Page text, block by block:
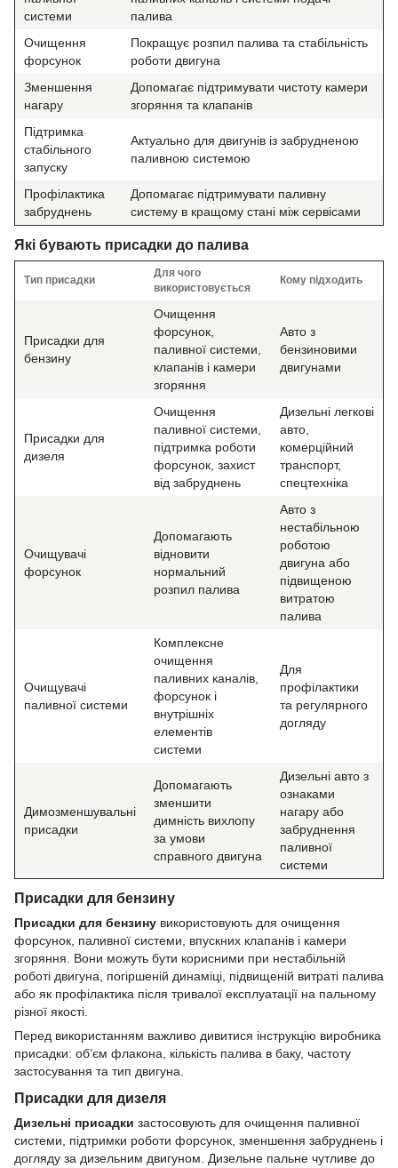
системи
палива
Очищення
форсунок
Покращує розпил палива та стабільність
роботи двигуна
Зменшення
нагару
Допомагає підтримувати чистоту камери
згоряння та клапанів
Підтримка
стабільного
запуску
Актуально для двигунів із забрудненою
паливною системою
Профілактика
забруднень
Допомагає підтримувати паливну
систему в кращому стані між сервісами
Які бувають присадки до палива
Тип присадки
Для чого
використовується
Кому підходить
Присадки для
бензину
Очищення
форсунок,
паливної системи,
клапанів і камери
згоряння
Авто з
бензиновими
двигунами
Присадки для
дизеля
Очищення
паливної системи,
підтримка роботи
форсунок, захист
від забруднень
Дизельні легкові
авто,
комерційний
транспорт,
спецтехніка
Очищувачі
форсунок
Допомагають
відновити
нормальний
розпил палива
Авто з
нестабільною
роботою
двигуна або
підвищеною
витратою
палива
Очищувачі
паливної системи
Комплексне
очищення
паливних каналів,
форсунок і
внутрішніх
елементів
системи
Для
профілактики
та регулярного
догляду
Димозменшувальні
присадки
Допомагають
зменшити
димність вихлопу
за умови
справного двигуна
Дизельні авто з
ознаками
нагару або
забруднення
паливної
системи
Присадки для бензину
Присадки для бензину використовують для очищення
форсунок, паливної системи, впускних клапанів і камери
згоряння. Вони можуть бути корисними при нестабільній
роботі двигуна, погіршеній динаміці, підвищеній витраті палива
або як профілактика після тривалої експлуатації на пальному
різної якості.
Перед використанням важливо дивитися інструкцію виробника
присадки: об’єм флакона, кількість палива в баку, частоту
застосування та тип двигуна.
Присадки для дизеля
Дизельні присадки застосовують для очищення паливної
системи, підтримки роботи форсунок, зменшення забруднень і
догляду за дизельним двигуном. Дизельне пальне чутливе до